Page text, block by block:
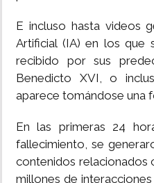
E incluso hasta videos
Artificial (IA) en los que
recibido por sus
Benedicto XVI, o
aparece tomándose una
En las primeras 24
fallecimiento, se
contenidos relacionados
millones de